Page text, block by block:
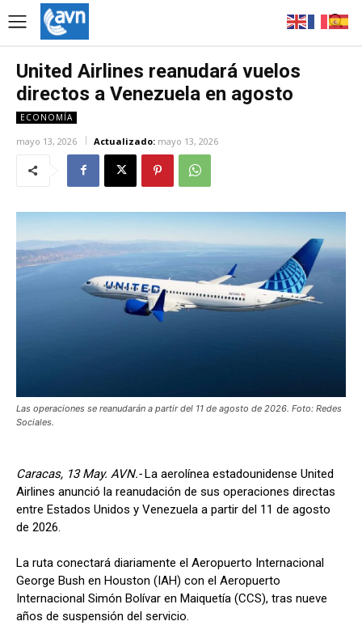
United Airlines reanudará vuelos
directos a Venezuela en agosto
ECONOMÍA
mayo 13, 2026 Actualizado: mayo 13, 2026
Las operaciones se reanudarán a partir del 11 de agosto de 2026. Foto: Redes
Sociales.
Caracas, 13 May. AVN.- La aerolínea estadounidense United
Airlines anunció la reanudación de sus operaciones directas
entre Estados Unidos y Venezuela a partir del 11 de agosto
de 2026.
La ruta conectará diariamente el Aeropuerto Internacional
George Bush en Houston (IAH) con el Aeropuerto
Internacional Simón Bolívar en Maiquetía (CCS), tras nueve
años de suspensión del servicio.